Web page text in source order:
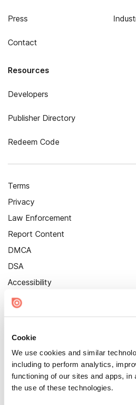
Cookie
We use cookies and similar
including to perform analytics,
functioning of our sites and apps, in
the use of these technologies.
Press
Contact
Resources
Developers
Publisher Directory
Redeem Code
Terms
Privacy
Law Enforcement
Report Content
DMCA
DSA
Accessibility
Cookie Settings